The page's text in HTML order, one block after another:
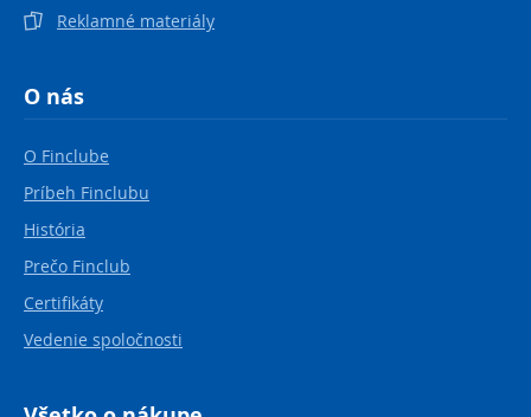
Reklamné materiály
O nás
O Finclube
Príbeh Finclubu
História
Prečo Finclub
Certifikáty
Vedenie spoločnosti